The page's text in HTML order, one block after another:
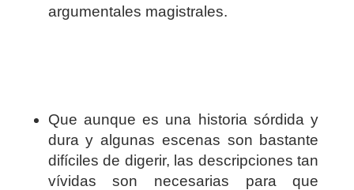
argumentales magistrales.
Que aunque es una historia sórdida y
dura y algunas escenas son bastante
difíciles de digerir, las descripciones tan
vívidas son necesarias para que